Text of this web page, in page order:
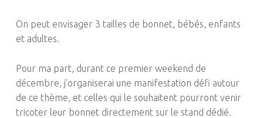
On peut envisager 3 tailles de bonnet, bébés, enfants
et adultes.
Pour ma part, durant ce premier weekend de
décembre, j’organiserai une manifestation défi autour
de ce thème, et celles qui le souhaitent pourront venir
tricoter leur bonnet directement sur le stand dédié.